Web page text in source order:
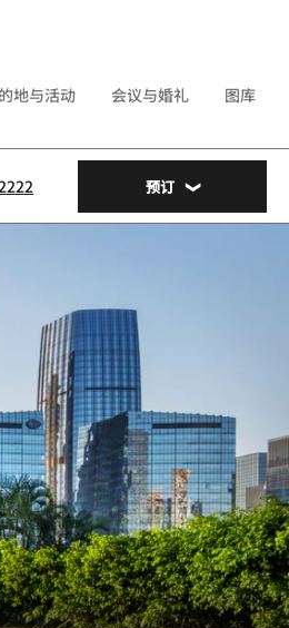
地与活动 会议与婚礼 图库
预订